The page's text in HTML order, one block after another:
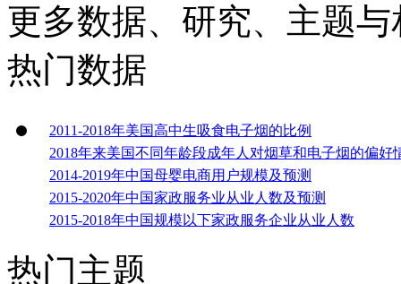
更多数据、研究、主题
热门数据
2011-2018年美国高中生吸食电子烟的比例
2018年来美国不同年龄段成年人对烟草和电子烟的偏好
2014-2019年中国母婴电商用户规模及预测
2015-2020年中国家政服务业从业人数及预测
2015-2018年中国规模以下家政服务企业从业人数
热门主题